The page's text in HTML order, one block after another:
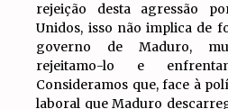
rejeição desta agressão
Unidos, isso não implica de
governo de Maduro,
rejeitamo-lo e
Consideramos que, face à
laboral que Maduro